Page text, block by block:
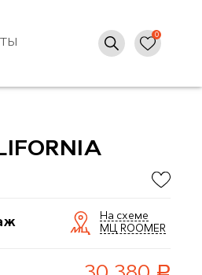
На схеме
МЦ ROOMER